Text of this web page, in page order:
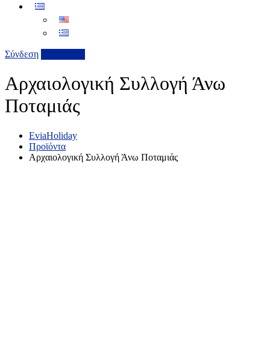
Σύνδεση
Αρχαιολογική Συλλογή Άνω
Ποταμιάς
EviaHoliday
Προϊόντα
Αρχαιολογική Συλλογή Άνω Ποταμιάς